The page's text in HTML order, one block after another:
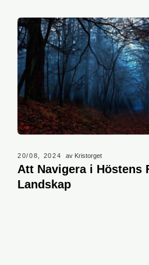
20/08, 2024 av Kristorget
Att Navigera i Höstens
Landskap